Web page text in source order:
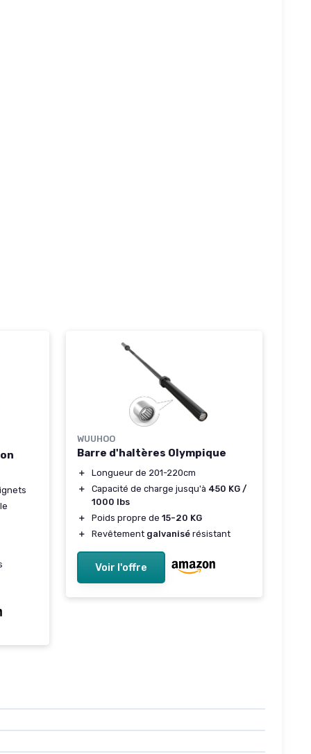
WUUHOO
Barre d'haltères Olympique
＋
Longueur de 201-220cm
＋
Capacité de charge jusqu'à 450 KG /
1000 lbs
＋
Poids propre de 15-20 KG
＋
Revêtement galvanisé résistant
Voir l'offre